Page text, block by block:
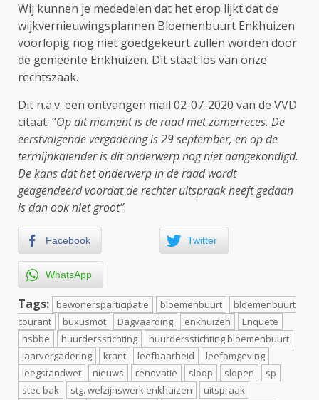
Wij kunnen je mededelen dat het erop lijkt dat de
wijkvernieuwingsplannen Bloemenbuurt Enkhuizen
voorlopig nog niet goedgekeurt zullen worden door
de gemeente Enkhuizen. Dit staat los van onze
rechtszaak.
Dit n.a.v. een ontvangen mail 02-07-2020 van de VVD
citaat: “Op dit moment is de raad met zomerreces. De
eerstvolgende vergadering is 29 september, en op de
termijnkalender is dit onderwerp nog niet aangekondigd.
De kans dat het onderwerp in de raad wordt
geagendeerd voordat de rechter uitspraak heeft gedaan
is dan ook niet groot”.
Facebook Twitter
WhatsApp
Tags: bewonersparticipatie bloemenbuurt
bloemenbuurt
courant
buxusmot Dagvaarding enkhuizen
Enquete
hsbbe
huurdersstichting
huurdersstichting bloemenbuurt
jaarvergadering
krant leefbaarheid
leefomgeving
leegstandwet
nieuws renovatie sloop slopen
sp
stec-bak
stg. welzijnswerk enkhuizen
uitspraak